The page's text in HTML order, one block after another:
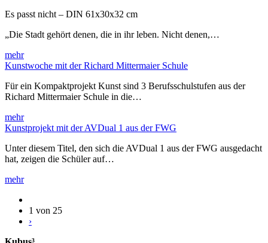
Es passt nicht – DIN 61x30x32 cm
„Die Stadt gehört denen, die in ihr leben. Nicht denen,…
mehr
Kunstwoche mit der Richard Mittermaier Schule
Für ein Kompaktprojekt Kunst sind 3 Berufsschulstufen aus der
Richard Mittermaier Schule in die…
mehr
Kunstprojekt mit der AVDual 1 aus der FWG
Unter diesem Titel, den sich die AVDual 1 aus der FWG ausgedacht
hat, zeigen die Schüler auf…
mehr
1 von 25
›